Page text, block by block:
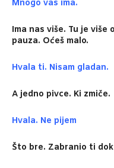
Mnogo vas ima.
Ima nas više. Tu je više
pauza. Oćeš malo.
Hvala ti. Nisam gladan.
A jedno pivce. Ki zmiče.
Hvala. Ne pijem
Što bre. Zabranio ti